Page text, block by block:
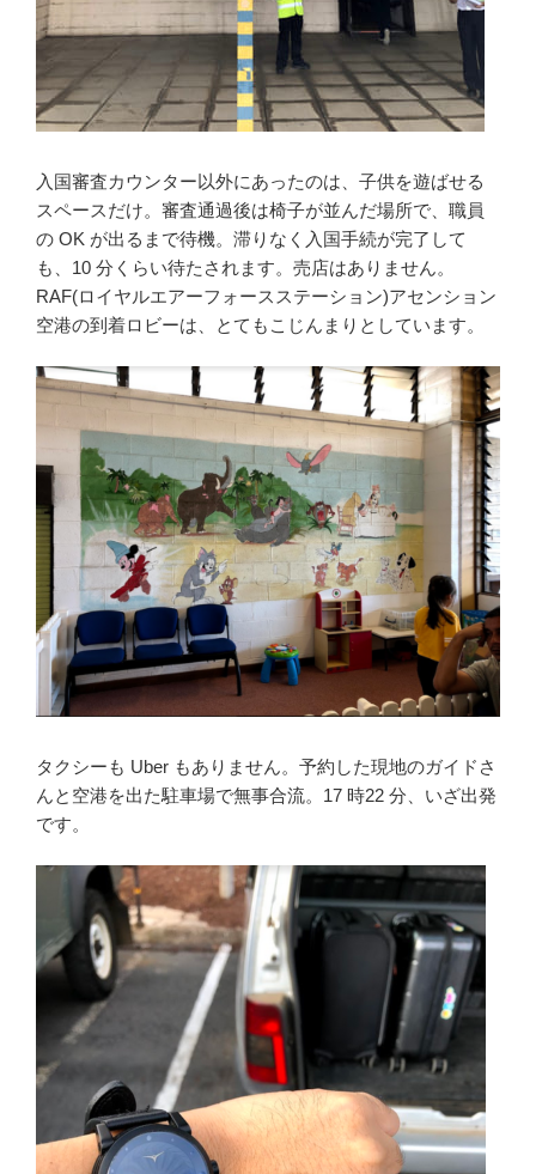
入国審査カウンター以外にあったのは、子供を遊ばせる
スペースだけ。審査通過後は椅子が並んだ場所で、職員
の OK が出るまで待機。滞りなく入国手続が完了して
も、10 分くらい待たされます。売店はありません。
RAF(ロイヤルエアーフォースステーション)アセンション
空港の到着ロビーは、とてもこじんまりとしています。
タクシーも Uber もありません。予約した現地のガイドさ
んと空港を出た駐車場で無事合流。17 時22 分、いざ出発
です。